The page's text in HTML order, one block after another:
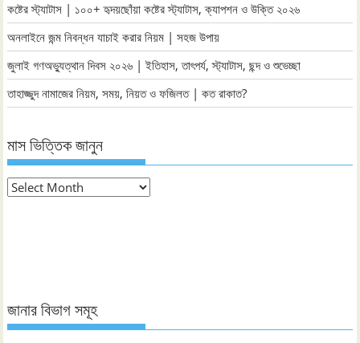
কষ্টের স্ট্যাটাস | ১০০+ হৃদয়ছোঁয়া কষ্টের স্ট্যাটাস, ক্যাপশন ও উক্তি ২০২৬
অনলাইনে জন্ম নিবন্ধন যাচাই করার নিয়ম | সহজ উপায়
জুলাই গণঅভ্যুত্থান দিবস ২০২৬ | ইতিহাস, তাৎপর্য, স্ট্যাটাস, ছন্দ ও শুভেচ্ছা
তাহাজ্জুদ নামাজের নিয়ম, সময়, নিয়ত ও ফজিলত | কত রাকাত?
মাস ভিত্তিক জানুন
মাস
জানার বিভাগ সমূহ